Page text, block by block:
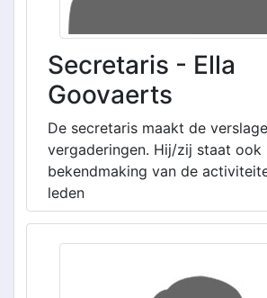
Secretaris - Ella
Goovaerts
De secretaris maakt de
vergaderingen. Hij/zij staat ook
bekendmaking van de
leden